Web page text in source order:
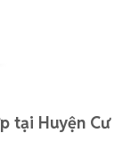
tại Huyện Cư